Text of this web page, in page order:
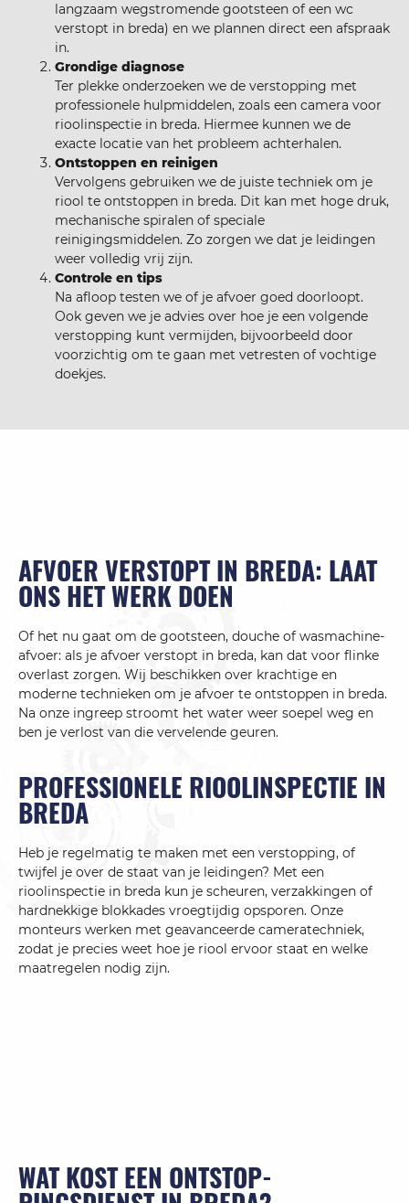
langzaam wegstromende gootsteen of een wc
verstopt in breda) en we plannen direct een afspraak
in.
Grondige diagnose
Ter plekke onderzoeken we de verstopping met
professionele hulpmiddelen, zoals een camera voor
rioolinspectie in breda. Hiermee kunnen we de
exacte locatie van het probleem achterhalen.
Ontstoppen en reinigen
Vervolgens gebruiken we de juiste techniek om je
riool te ontstoppen in breda. Dit kan met hoge druk,
mechanische spiralen of speciale
reinigingsmiddelen. Zo zorgen we dat je leidingen
weer volledig vrij zijn.
Controle en tips
Na afloop testen we of je afvoer goed doorloopt.
Ook geven we je advies over hoe je een volgende
verstopping kunt vermijden, bijvoorbeeld door
voorzichtig om te gaan met vetresten of vochtige
doekjes.
AFVOER VERSTOPT IN BREDA: LAAT
ONS HET WERK DOEN
Of het nu gaat om de gootsteen, douche of wasmachine-
afvoer: als je afvoer verstopt in breda, kan dat voor flinke
overlast zorgen. Wij beschikken over krachtige en
moderne technieken om je afvoer te ontstoppen in breda.
Na onze ingreep stroomt het water weer soepel weg en
ben je verlost van die vervelende geuren.
PROFESSIONELE RIOOLINSPECTIE IN
BREDA
Heb je regelmatig te maken met een verstopping, of
twijfel je over de staat van je leidingen? Met een
rioolinspectie in breda kun je scheuren, verzakkingen of
hardnekkige blokkades vroegtijdig opsporen. Onze
monteurs werken met geavanceerde cameratechniek,
zodat je precies weet hoe je riool ervoor staat en welke
maatregelen nodig zijn.
WAT KOST EEN ONTSTOP­